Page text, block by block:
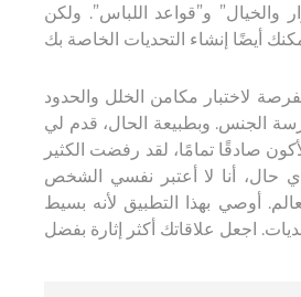
والخيال” و”قواعد اللباس”. ولكن
لاختبار مكامن الخلل والحدود
الجنس. وبطبيعة الحال، قدم لي
صادقًا تمامًا، لقد رفضت الكثير
حال، أنا لا أعتبر نفسي الشخص
أوصي بهذا التطبيق لأنه بسيط